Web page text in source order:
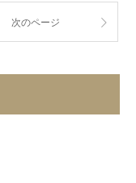
次のページ